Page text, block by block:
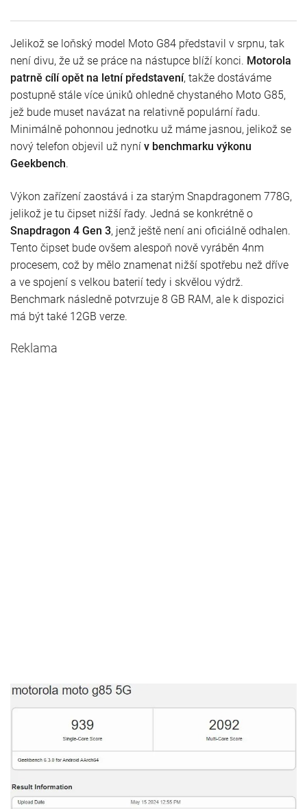
Jelikož se loňský model Moto G84 představil v srpnu, tak
není divu, že už se práce na nástupce blíží konci. Motorola
patrně cílí opět na letní představení, takže dostáváme
postupně stále více úniků ohledně chystaného Moto G85,
jež bude muset navázat na relativně populární řadu.
Minimálně pohonnou jednotku už máme jasnou, jelikož se
nový telefon objevil už nyní v benchmarku výkonu
Geekbench.
Výkon zařízení zaostává i za starým Snapdragonem 778G,
jelikož je tu čipset nižší řady. Jedná se konkrétně o
Snapdragon 4 Gen 3, jenž ještě není ani oficiálně odhalen.
Tento čipset bude ovšem alespoň nově vyráběn 4nm
procesem, což by mělo znamenat nižší spotřebu než dříve
a ve spojení s velkou baterií tedy i skvělou výdrž.
Benchmark následně potvrzuje 8 GB RAM, ale k dispozici
má být také 12GB verze.
Reklama